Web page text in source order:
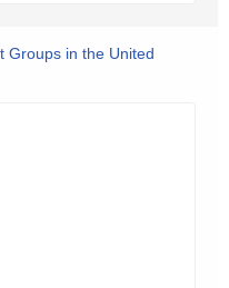
Groups in the United